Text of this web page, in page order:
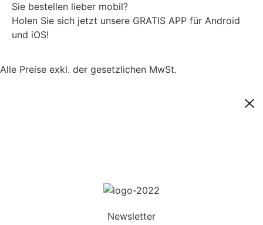
Sie bestellen lieber mobil?
Holen Sie sich jetzt unsere GRATIS APP für Android
und iOS!
Alle Preise exkl. der gesetzlichen MwSt.
Newsletter